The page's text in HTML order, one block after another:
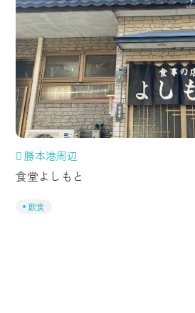
勝本港周辺
食堂よしもと
飲食